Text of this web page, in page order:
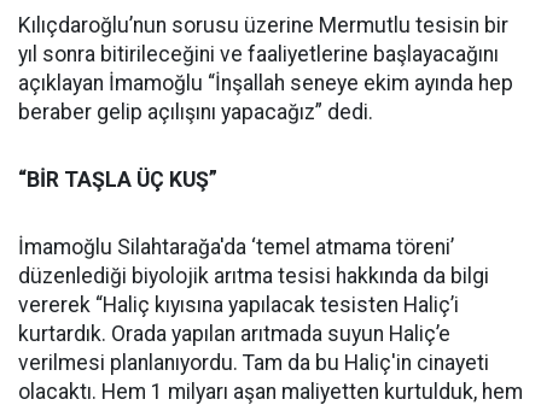
Kılıçdaroğlu’nun sorusu üzerine Mermutlu tesisin bir
yıl sonra bitirileceğini ve faaliyetlerine başlayacağını
açıklayan İmamoğlu “İnşallah seneye ekim ayında hep
beraber gelip açılışını yapacağız” dedi.
“BİR TAŞLA ÜÇ KUŞ”
İmamoğlu Silahtarağa'da ‘temel atmama töreni’
düzenlediği biyolojik arıtma tesisi hakkında da bilgi
vererek “Haliç kıyısına yapılacak tesisten Haliç’i
kurtardık. Orada yapılan arıtmada suyun Haliç’e
verilmesi planlanıyordu. Tam da bu Haliç'in cinayeti
olacaktı. Hem 1 milyarı aşan maliyetten kurtulduk, hem